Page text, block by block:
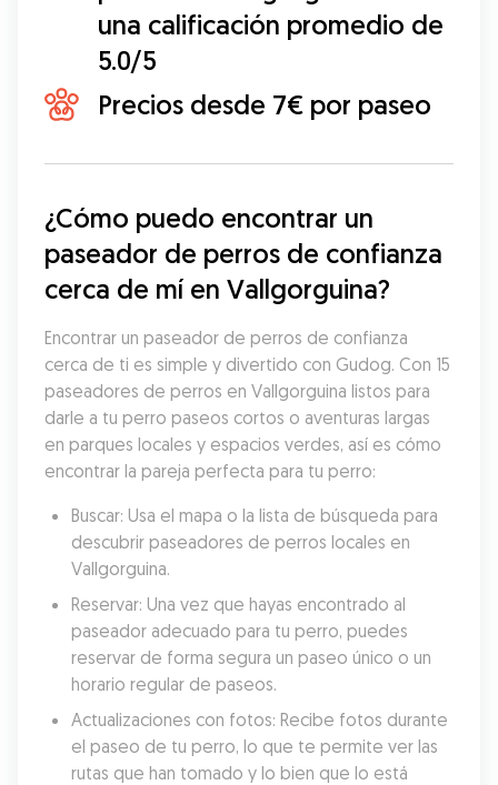
una calificación promedio de
5.0/5
Precios desde 7€ por paseo
¿Cómo puedo encontrar un
paseador de perros de confianza
cerca de mí en Vallgorguina?
Encontrar un paseador de perros de confianza
cerca de ti es simple y divertido con Gudog. Con 15
paseadores de perros en Vallgorguina listos para
darle a tu perro paseos cortos o aventuras largas
en parques locales y espacios verdes, así es cómo
encontrar la pareja perfecta para tu perro:
Buscar: Usa el mapa o la lista de búsqueda para
descubrir paseadores de perros locales en
Vallgorguina.
Reservar: Una vez que hayas encontrado al
paseador adecuado para tu perro, puedes
reservar de forma segura un paseo único o un
horario regular de paseos.
Actualizaciones con fotos: Recibe fotos durante
el paseo de tu perro, lo que te permite ver las
rutas que han tomado y lo bien que lo está